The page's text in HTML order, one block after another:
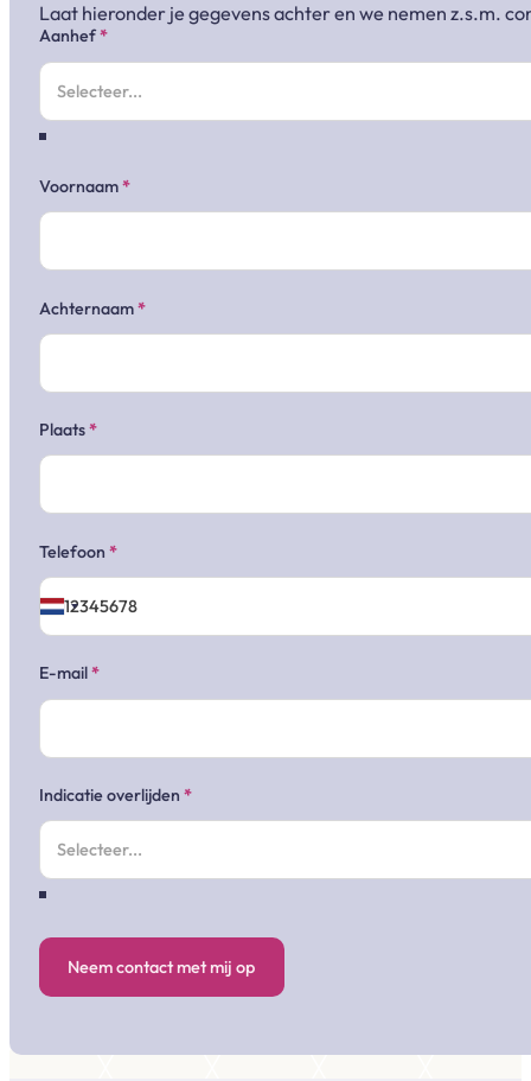
Laat hieronder je gegevens achter en we nemen z.s.m.
Sectie
Aanhef*
Voornaam*
Achternaam*
Plaats*
Telefoon *
E-mail*
Indicatie overlijden *
Neem contact met mij op